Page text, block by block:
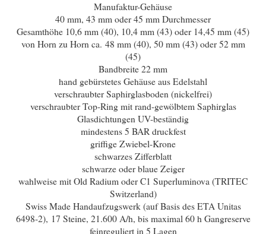
Manufaktur-Gehäuse
40 mm, 43 mm oder 45 mm Durchmesser
Gesamthöhe 10,6 mm (40), 10,4 mm (43) oder 14,45 mm (45)
von Horn zu Horn ca. 48 mm (40), 50 mm (43) oder 52 mm
(45)
Bandbreite 22 mm
hand gebürstetes Gehäuse aus Edelstahl
verschraubter Saphirglasboden (nickelfrei)
verschraubter Top-Ring mit rand-gewölbtem Saphirglas
Glasdichtungen UV-beständig
mindestens 5 BAR druckfest
griffige Zwiebel-Krone
schwarzes Zifferblatt
schwarze oder blaue Zeiger
wahlweise mit Old Radium oder C1 Superluminova (TRITEC
Switzerland)
Swiss Made Handaufzugswerk (auf Basis des ETA Unitas
6498-2), 17 Steine, 21.600 A/h, bis maximal 60 h Gangreserve
feinreguliert in 5 Lagen